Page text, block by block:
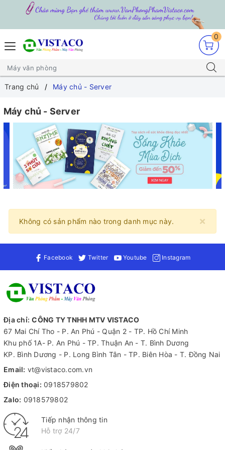
0
Trang chủ Máy chủ - Server
Máy chủ - Server
×
Không có sản phẩm nào trong danh mục này.
Facebook Twitter Youtube Instagram
Địa chỉ: CÔNG TY TNHH MTV VISTACO
67 Mai Chí Tho - P. An Phú - Quận 2 - TP. Hồ Chí Minh
Khu phố 1A- P. An Phú - TP. Thuận An - T. Bình Dương
KP. Bình Dương - P. Long Bình Tân - TP. Biên Hòa - T. Đồng Nai
Email: vt@vistaco.com.vn
Điện thoại: 0918579802
Zalo: 0918579802
Tiếp nhận thông tin
Hỗ trợ 24/7